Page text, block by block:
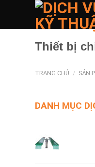
content
Thiết bị
TRANG CHỦ / SẢN
DANH MỤC